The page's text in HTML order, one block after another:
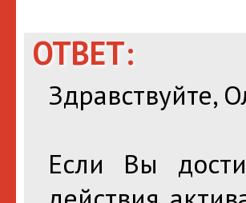
ОТВЕТ:
Здравствуйте,
Если Вы